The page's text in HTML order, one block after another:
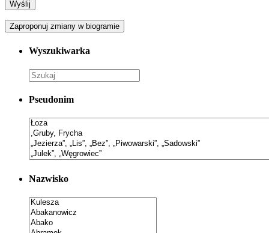
Zaproponuj zmiany w biogramie
Wyszukiwarka
Pseudonim
Nazwisko